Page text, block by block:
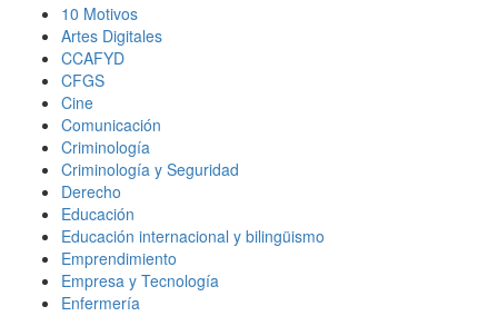
10 Motivos
Artes Digitales
CCAFYD
CFGS
Cine
Comunicación
Criminología
Criminología y Seguridad
Derecho
Educación
Educación internacional y bilingüismo
Emprendimiento
Empresa y Tecnología
Enfermería